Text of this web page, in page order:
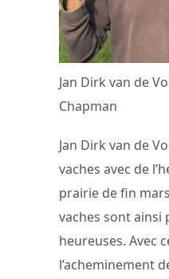
Jan Dirk van de
Chapman
Jan Dirk van de
vaches avec de
prairie de fin
vaches sont ainsi
heureuses. Avec
l’acheminement